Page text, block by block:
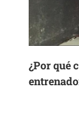
¿Por qué